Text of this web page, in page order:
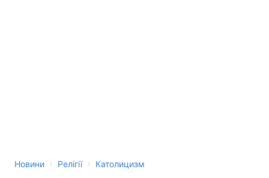
Новини › Релігії › Католицизм